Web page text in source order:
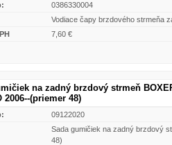
0386330004
Vodiace čapy brzdového strmeňa
7,60 €
na zadný brzdový strmeň
2006--(priemer 48)
09122020
Sada gumičiek na zadný brzdový
48)